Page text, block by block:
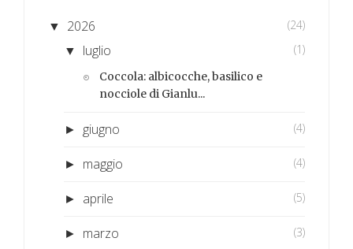
▼ 2026 (24)
▼ luglio (1)
Coccola: albicocche, basilico e
nocciole di Gianlu...
► giugno (4)
► maggio (4)
► aprile (5)
► marzo (3)